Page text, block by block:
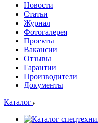
Новости
Статьи
Журнал
Фотогалерея
Проекты
Вакансии
Отзывы
Гарантии
Производители
Документы
Каталог